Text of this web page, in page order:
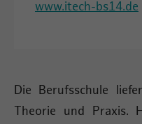
www.itech-bs14.de
Die Berufsschule
Theorie und Praxis.